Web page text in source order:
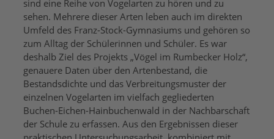
sind eine Reihe von Vogelarten zu hören und zu
sehen. Mehrere dieser Arten leben auch im direkten
Umfeld des Franz-Stock-Gymnasiums und gehören so
zum Alltag der Schülerinnen und Schüler. Es war
deshalb Ziel des Projekts „Vögel im Rumbecker Holz“,
genauere Daten über den Artenbestand, die
Bestandsdichte und das Verbreitungsmuster der
einzelnen Vogelarten im vielfach gegliederten
Buchen-Eichen-Hainbuchenwald in der Nachbarschaft
der Schule zu erfassen. Aus den Ergebnissen dieser